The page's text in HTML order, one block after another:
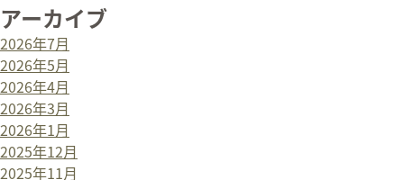
アーカイブ
2026年7月
2026年5月
2026年4月
2026年3月
2026年1月
2025年12月
2025年11月